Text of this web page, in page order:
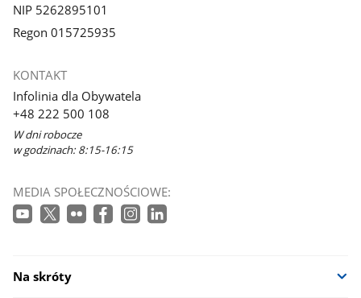
NIP 5262895101
Regon 015725935
KONTAKT
Infolinia dla Obywatela
+48 222 500 108
W dni robocze
w godzinach: 8:15-16:15
MEDIA SPOŁECZNOŚCIOWE:
Na skróty